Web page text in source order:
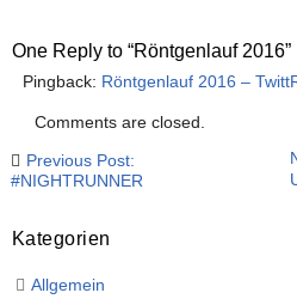
One Reply to “Röntgenlauf 2016”
Pingback: Röntgenlauf 2016 –
Comments are closed.
Beitragsnavigation
Previous Post:
#NIGHTRUNNER
Kategorien
Allgemein